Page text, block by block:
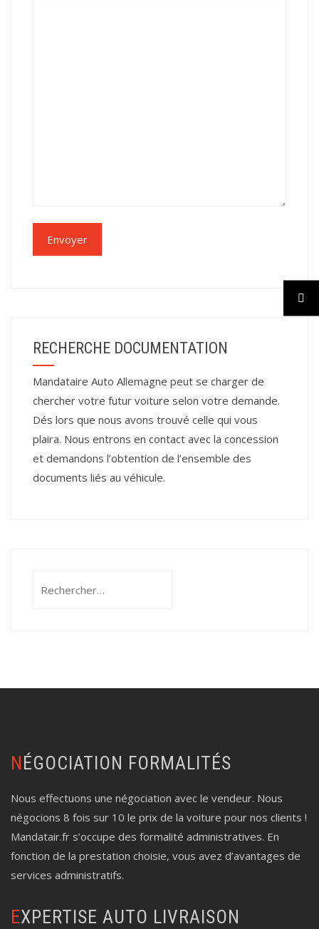
RECHERCHE DOCUMENTATION
Mandataire Auto Allemagne peut se charger de
chercher votre futur voiture selon votre demande.
Dés lors que nous avons trouvé celle qui vous
plaira. Nous entrons en contact avec la concession
et demandons l’obtention de l’ensemble des
documents liés au véhicule.
NÉGOCIATION FORMALITÉS
Nous effectuons une négociation avec le vendeur. Nous
négocions 8 fois sur 10 le prix de la voiture pour nos clients !
Mandatair.fr s’occupe des formalité administratives. En
fonction de la prestation choisie, vous avez d’avantages de
services administratifs.
EXPERTISE AUTO LIVRAISON